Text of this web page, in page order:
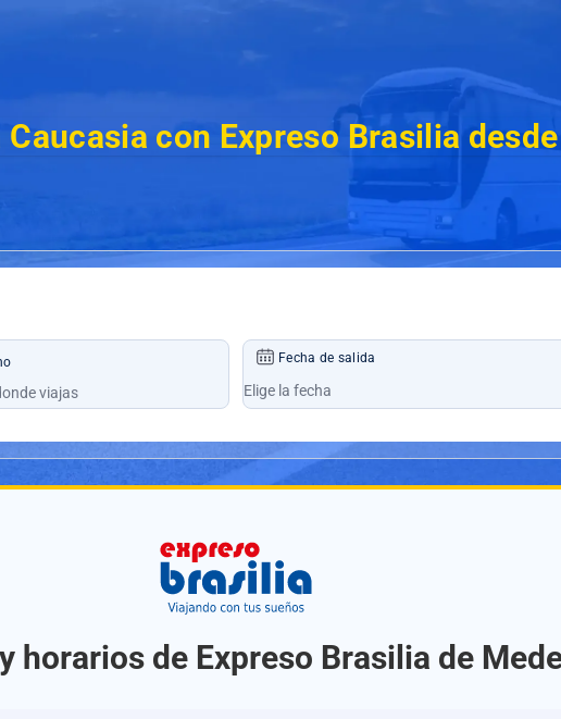
con Expreso Brasilia
Fecha de salida
horarios de Expreso Brasilia de